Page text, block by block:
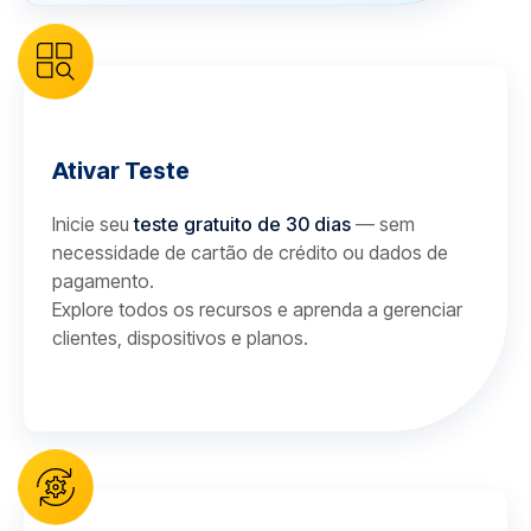
Ativar Teste
Inicie seuteste gratuito de 30 dias — sem
necessidade de cartão de crédito ou dados de
pagamento.
Explore todos os recursos e aprenda a gerenciar
clientes, dispositivos e planos.